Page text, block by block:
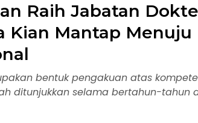
Raih Jabatan
Kian Mantap Menuju
bentuk pengakuan atas
ditunjukkan selama bertahun-tahun